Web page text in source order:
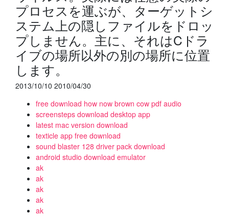
プロセスを運ぶが、ターゲットシ
ステム上の隠しファイルをドロッ
プしません。主に、それはCドラ
イブの場所以外の別の場所に位置
します。
2013/10/10 2010/04/30
free download how now brown cow pdf audio
screensteps download desktop app
latest mac version download
texticle app free download
sound blaster 128 driver pack download
android studio download emulator
ak
ak
ak
ak
ak